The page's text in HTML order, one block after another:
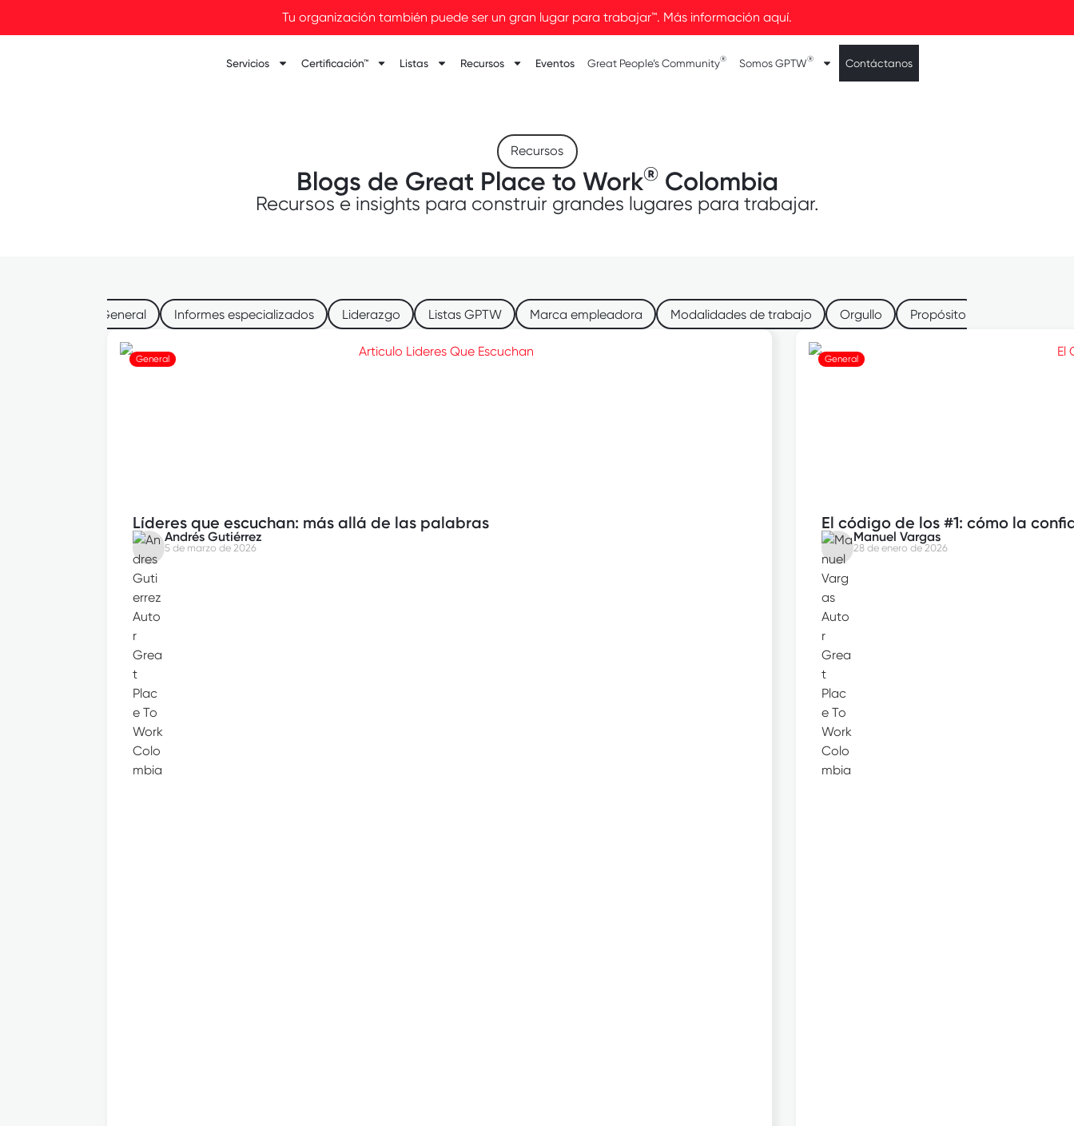
Tu organización también puede ser un gran lugar para trabajar™. Más información aquí.
Servicios Certificación™ Listas Recursos Eventos Great People’s Community® Somos GPTW® Contáctanos
Recursos
Blogs de Great Place to Work®Colombia
Recursos e insights para construir grandes lugares para trabajar.
General Informes especializados Liderazgo Listas GPTW Marca empleadora Modalidades de trabajo Orgullo Propósito
General
Líderes que escuchan: más allá de las palabras
Andrés Gutiérrez
5 de marzo de 2026
General
El código de los #1: cómo la
Manuel Vargas
28 de enero de 2026